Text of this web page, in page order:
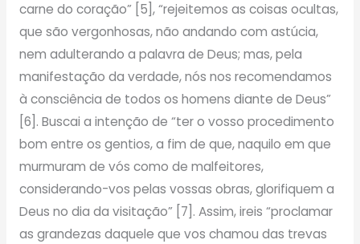
carne do coração” [5], “rejeitemos as coisas ocultas,
que são vergonhosas, não andando com astúcia,
nem adulterando a palavra de Deus; mas, pela
manifestação da verdade, nós nos recomendamos
à consciência de todos os homens diante de Deus”
[6]. Buscai a intenção de “ter o vosso procedimento
bom entre os gentios, a fim de que, naquilo em que
murmuram de vós como de malfeitores,
considerando-vos pelas vossas obras, glorifiquem a
Deus no dia da visitação” [7]. Assim, ireis “proclamar
as grandezas daquele que vos chamou das trevas